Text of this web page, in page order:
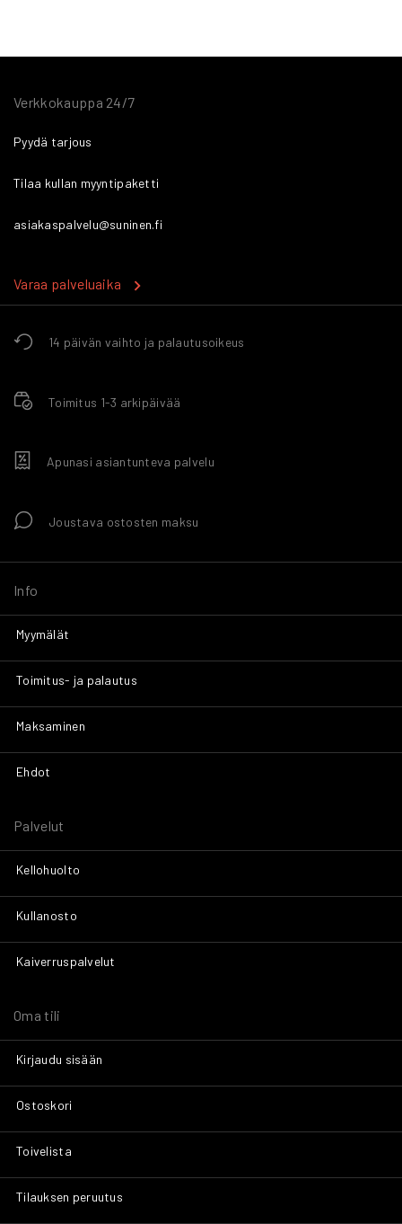
14 päivän vaihto ja palautusoikeus
Toimitus 1-3 arkipäivää
Apunasi asiantunteva palvelu
Joustava ostosten maksu
Info
Myymälät
Toimitus- ja palautus
Maksaminen
Ehdot
Palvelut
Kellohuolto
Kullanosto
Kaiverruspalvelut
Oma tili
Kirjaudu sisään
Ostoskori
Toivelista
Tilauksen peruutus
Verkkokauppa 24/7
Pyydä tarjous
Tilaa kullan myyntipaketti
asiakaspalvelu@suninen.fi
Varaa palveluaika